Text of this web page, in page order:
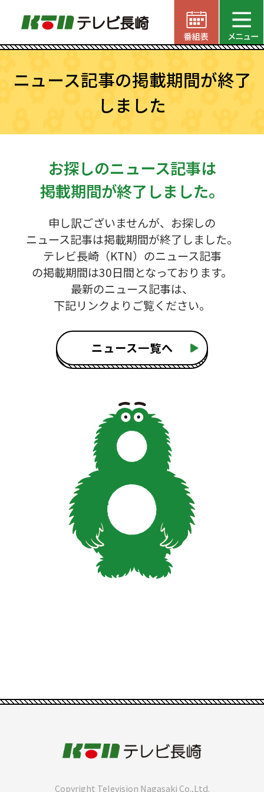
ニュース記事の掲載期間が終了
しました
お探しのニュース記事は
掲載期間が終了しました。
申し訳ございませんが、お探しの
ニュース記事は掲載期間が終了しました。
テレビ長崎（KTN）のニュース記事
の掲載期間は30日間となっております。
最新のニュース記事は、
下記リンクよりご覧ください。
ニュース一覧へ
Copyright Television Nagasaki Co.,Ltd.